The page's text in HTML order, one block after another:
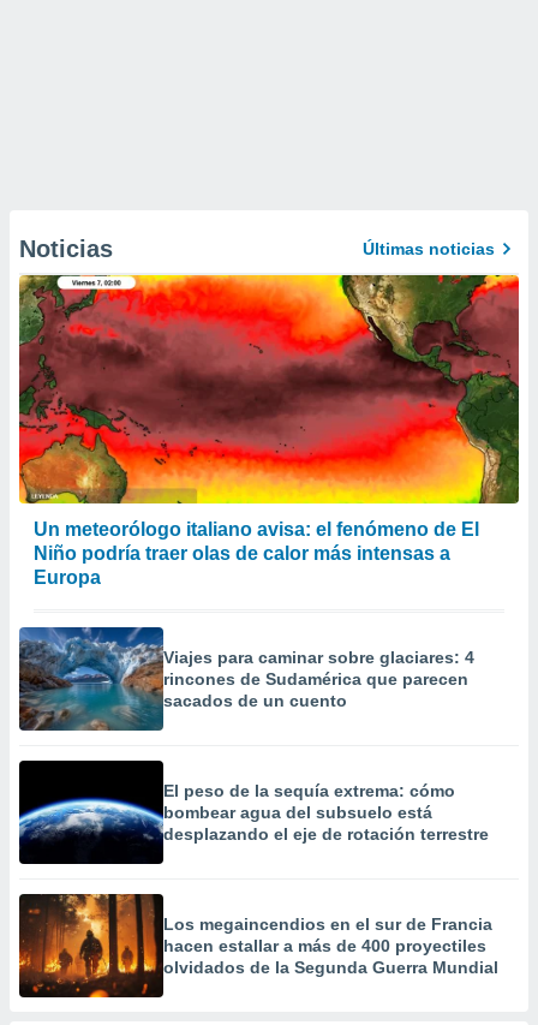
Noticias Últimas noticias
Un meteorólogo italiano avisa: el fenómeno de El
Niño podría traer olas de calor más intensas a
Europa
Viajes para caminar sobre glaciares: 4
rincones de Sudamérica que parecen
sacados de un cuento
El peso de la sequía extrema: cómo
bombear agua del subsuelo está
desplazando el eje de rotación terrestre
Los megaincendios en el sur de Francia
hacen estallar a más de 400 proyectiles
olvidados de la Segunda Guerra Mundial